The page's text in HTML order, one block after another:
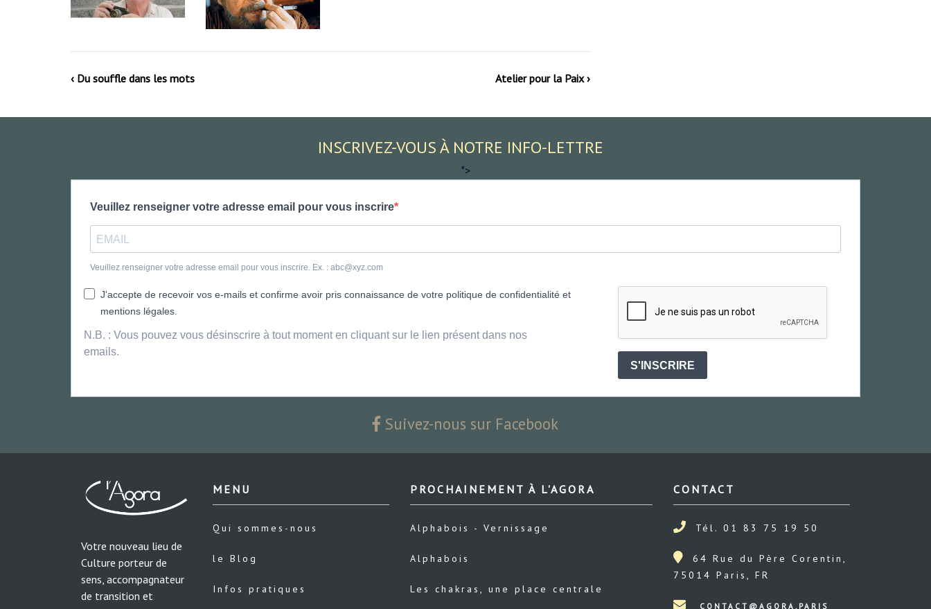
‹ Du souffle dans les mots Atelier pour la Paix ›
INSCRIVEZ-VOUS À NOTRE INFO-LETTRE
">
Veuillez renseigner votre adresse email pour vous inscrire
Veuillez renseigner votre adresse email pour vous inscrire. Ex. : abc@xyz.com
J'accepte de recevoir vos e-mails et confirme avoir pris connaissance de votre politique de confidentialité et
mentions légales.
N.B. : Vous pouvez vous désinscrire à tout moment en cliquant sur le lien présent dans nos
emails.
S'INSCRIRE
Suivez-nous sur Facebook
Votre nouveau lieu de
Culture porteur de
sens, accompagnateur
de transition et
MENU
Qui sommes-nous
le Blog
Infos pratiques
PROCHAINEMENT À L'AGORA
Alphabois - Vernissage
Alphabois
Les chakras, une place centrale
CONTACT
Tél. 01 83 75 19 50
64 Rue du Père Corentin,
75014 Paris, FR